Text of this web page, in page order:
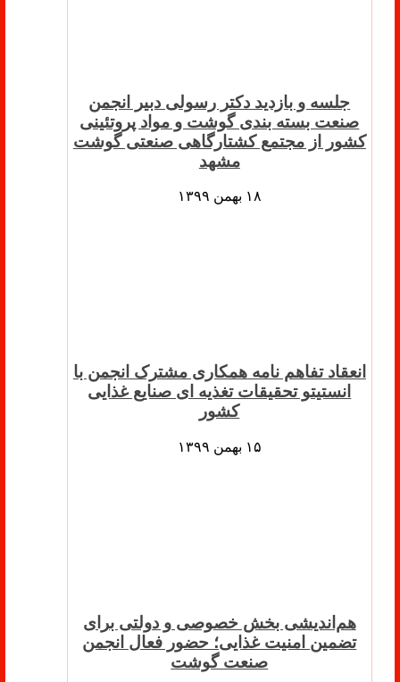
جلسه و بازدید دکتر رسولی دبیر انجمن
صنعت بسته بندی گوشت و مواد پروتئینی
کشور از مجتمع کشتارگاهی صنعتی گوشت
مشهد
۱۸ بهمن ۱۳۹۹
انعقاد تفاهم نامه همکاری مشترک انجمن با
انستیتو تحقیقات تغذیه ای صنایع غذایی
کشور
۱۵ بهمن ۱۳۹۹
هم‌اندیشی بخش خصوصی و دولتی برای
تضمین امنیت غذایی؛ حضور فعال انجمن
صنعت گوشت